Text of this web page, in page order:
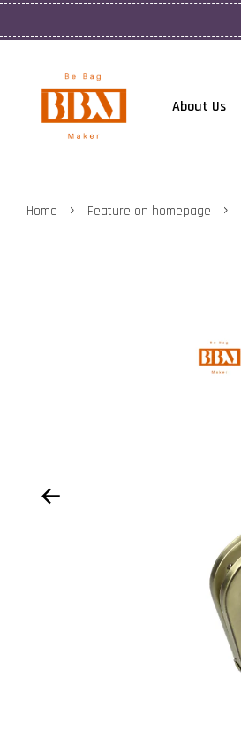
About Us
Home › Feature on homepage ›